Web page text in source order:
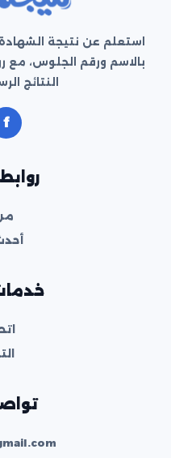
استعلم عن نتيجة الشهادة
بالاسم ورقم الجلوس، مع
النتائج
f